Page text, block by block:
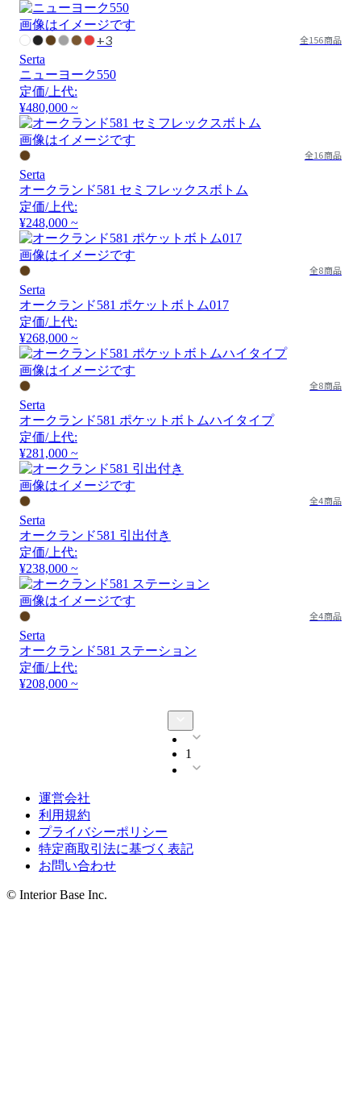
画像はイメージです
+3 全156商品
Serta
ニューヨーク550
定価/上代:
¥480,000 ~
画像はイメージです
全16商品
Serta
オークランド581 セミフレックスボトム
定価/上代:
¥248,000 ~
画像はイメージです
全8商品
Serta
オークランド581 ポケットボトム017
定価/上代:
¥268,000 ~
画像はイメージです
全8商品
Serta
オークランド581 ポケットボトムハイタイプ
定価/上代:
¥281,000 ~
画像はイメージです
全4商品
Serta
オークランド581 引出付き
定価/上代:
¥238,000 ~
画像はイメージです
全4商品
Serta
オークランド581 ステーション
定価/上代:
¥208,000 ~
1
運営会社
利用規約
プライバシーポリシー
特定商取引法に基づく表記
お問い合わせ
© Interior Base Inc.